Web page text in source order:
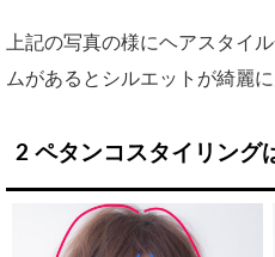
上記の写真の様にヘアスタイ
ムがあるとシルエットが綺麗に
2 ペタンコスタイリング